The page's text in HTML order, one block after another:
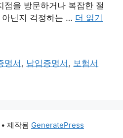
점을 방문하거나 복잡한 절
닌지 걱정하는 … 더 읽기
명서 , 납입증명서 , 보험서
• 제작됨 GeneratePress